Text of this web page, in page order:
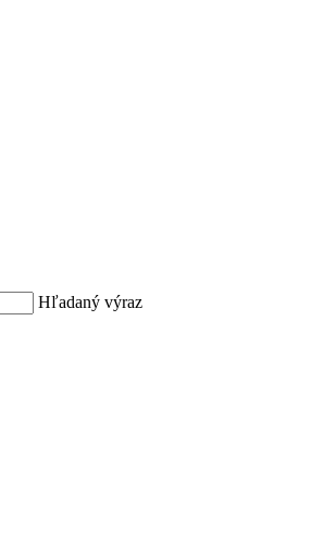
Hľadaný výraz